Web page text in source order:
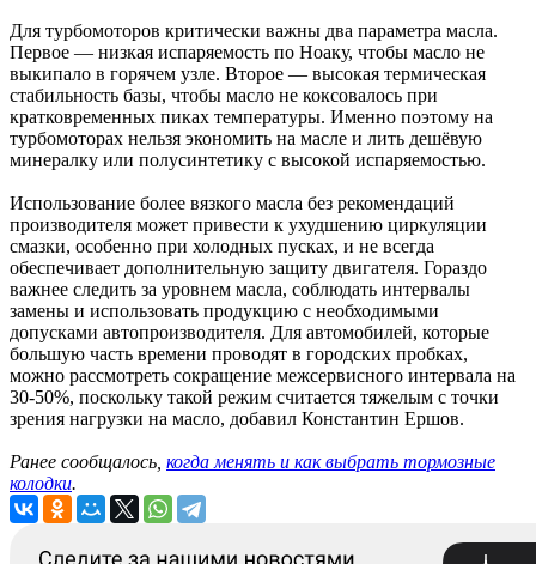
Для турбомоторов критически важны два параметра масла.
Первое — низкая испаряемость по Ноаку, чтобы масло не
выкипало в горячем узле. Второе — высокая термическая
стабильность базы, чтобы масло не коксовалось при
кратковременных пиках температуры. Именно поэтому на
турбомоторах нельзя экономить на масле и лить дешёвую
минералку или полусинтетику с высокой испаряемостью.
Использование более вязкого масла без рекомендаций
производителя может привести к ухудшению циркуляции
смазки, особенно при холодных пусках, и не всегда
обеспечивает дополнительную защиту двигателя. Гораздо
важнее следить за уровнем масла, соблюдать интервалы
замены и использовать продукцию с необходимыми
допусками автопроизводителя. Для автомобилей, которые
большую часть времени проводят в городских пробках,
можно рассмотреть сокращение межсервисного интервала на
30-50%, поскольку такой режим считается тяжелым с точки
зрения нагрузки на масло, добавил Константин Ершов.
Ранее сообщалось, когда менять и как выбрать тормозные
колодки.